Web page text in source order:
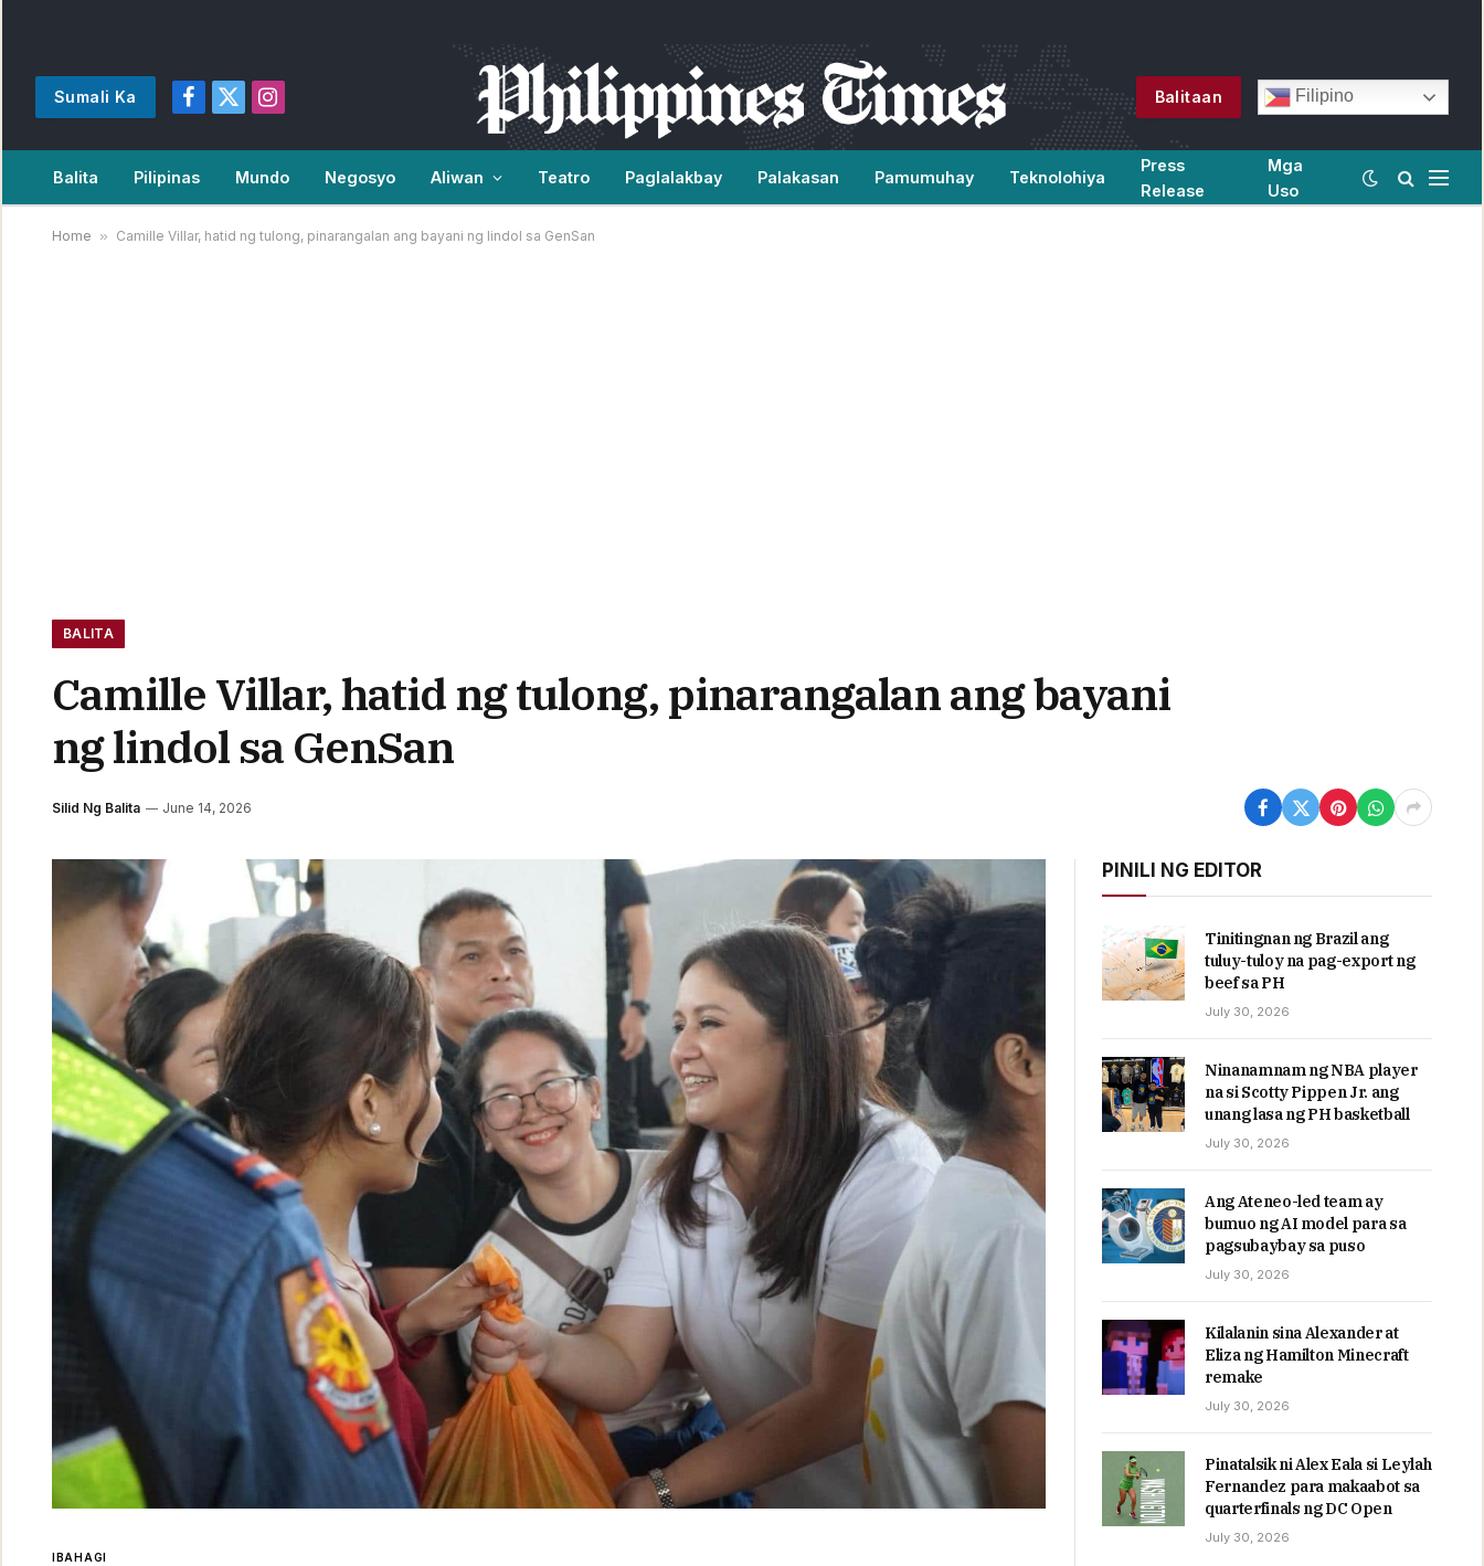
Sumali Ka
Facebook
X
Instagram
Balitaan Filipino
Balita Pilipinas Mundo Negosyo Aliwan Teatro Paglalakbay Palakasan Pamumuhay Teknolohiya
Press
Release
Mga
Uso
Home » Camille Villar, hatid ng tulong, pinarangalan ang bayani ng lindol sa GenSan
BALITA
Camille Villar, hatid ng tulong, pinarangalan ang bayani
ng lindol sa GenSan
Silid Ng Balita June 14, 2026
IBAHAGI
PINILI NG EDITOR
Tinitingnan ng Brazil ang
tuluy-tuloy na pag-export ng
beef sa PH
July 30, 2026
Ninanamnam ng NBA player
na si Scotty Pippen Jr. ang
unang lasa ng PH basketball
July 30, 2026
Ang Ateneo-led team ay
bumuo ng AI model para sa
pagsubaybay sa puso
July 30, 2026
Kilalanin sina Alexander at
Eliza ng Hamilton Minecraft
remake
July 30, 2026
Pinatalsik ni Alex Eala si Leylah
Fernandez para makaabot sa
quarterfinals ng DC Open
July 30, 2026